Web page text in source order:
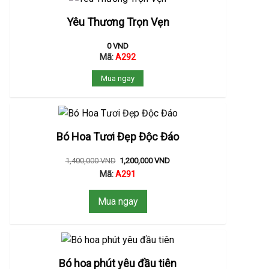
Yêu Thương Trọn Vẹn
0VND
Mã:A292
Mua ngay
Bó Hoa Tươi Đẹp Độc Đáo
1,400,000VND 1,200,000VND
Mã:A291
Mua ngay
Bó hoa phút yêu đầu tiên